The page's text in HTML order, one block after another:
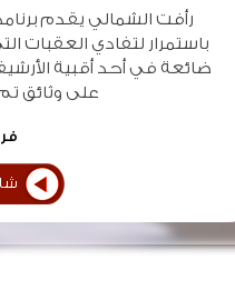
رأفت الشمالي يقدم
باستمرار لتفادي العقبات
ضائعة في أحد أقبية
على وثائق